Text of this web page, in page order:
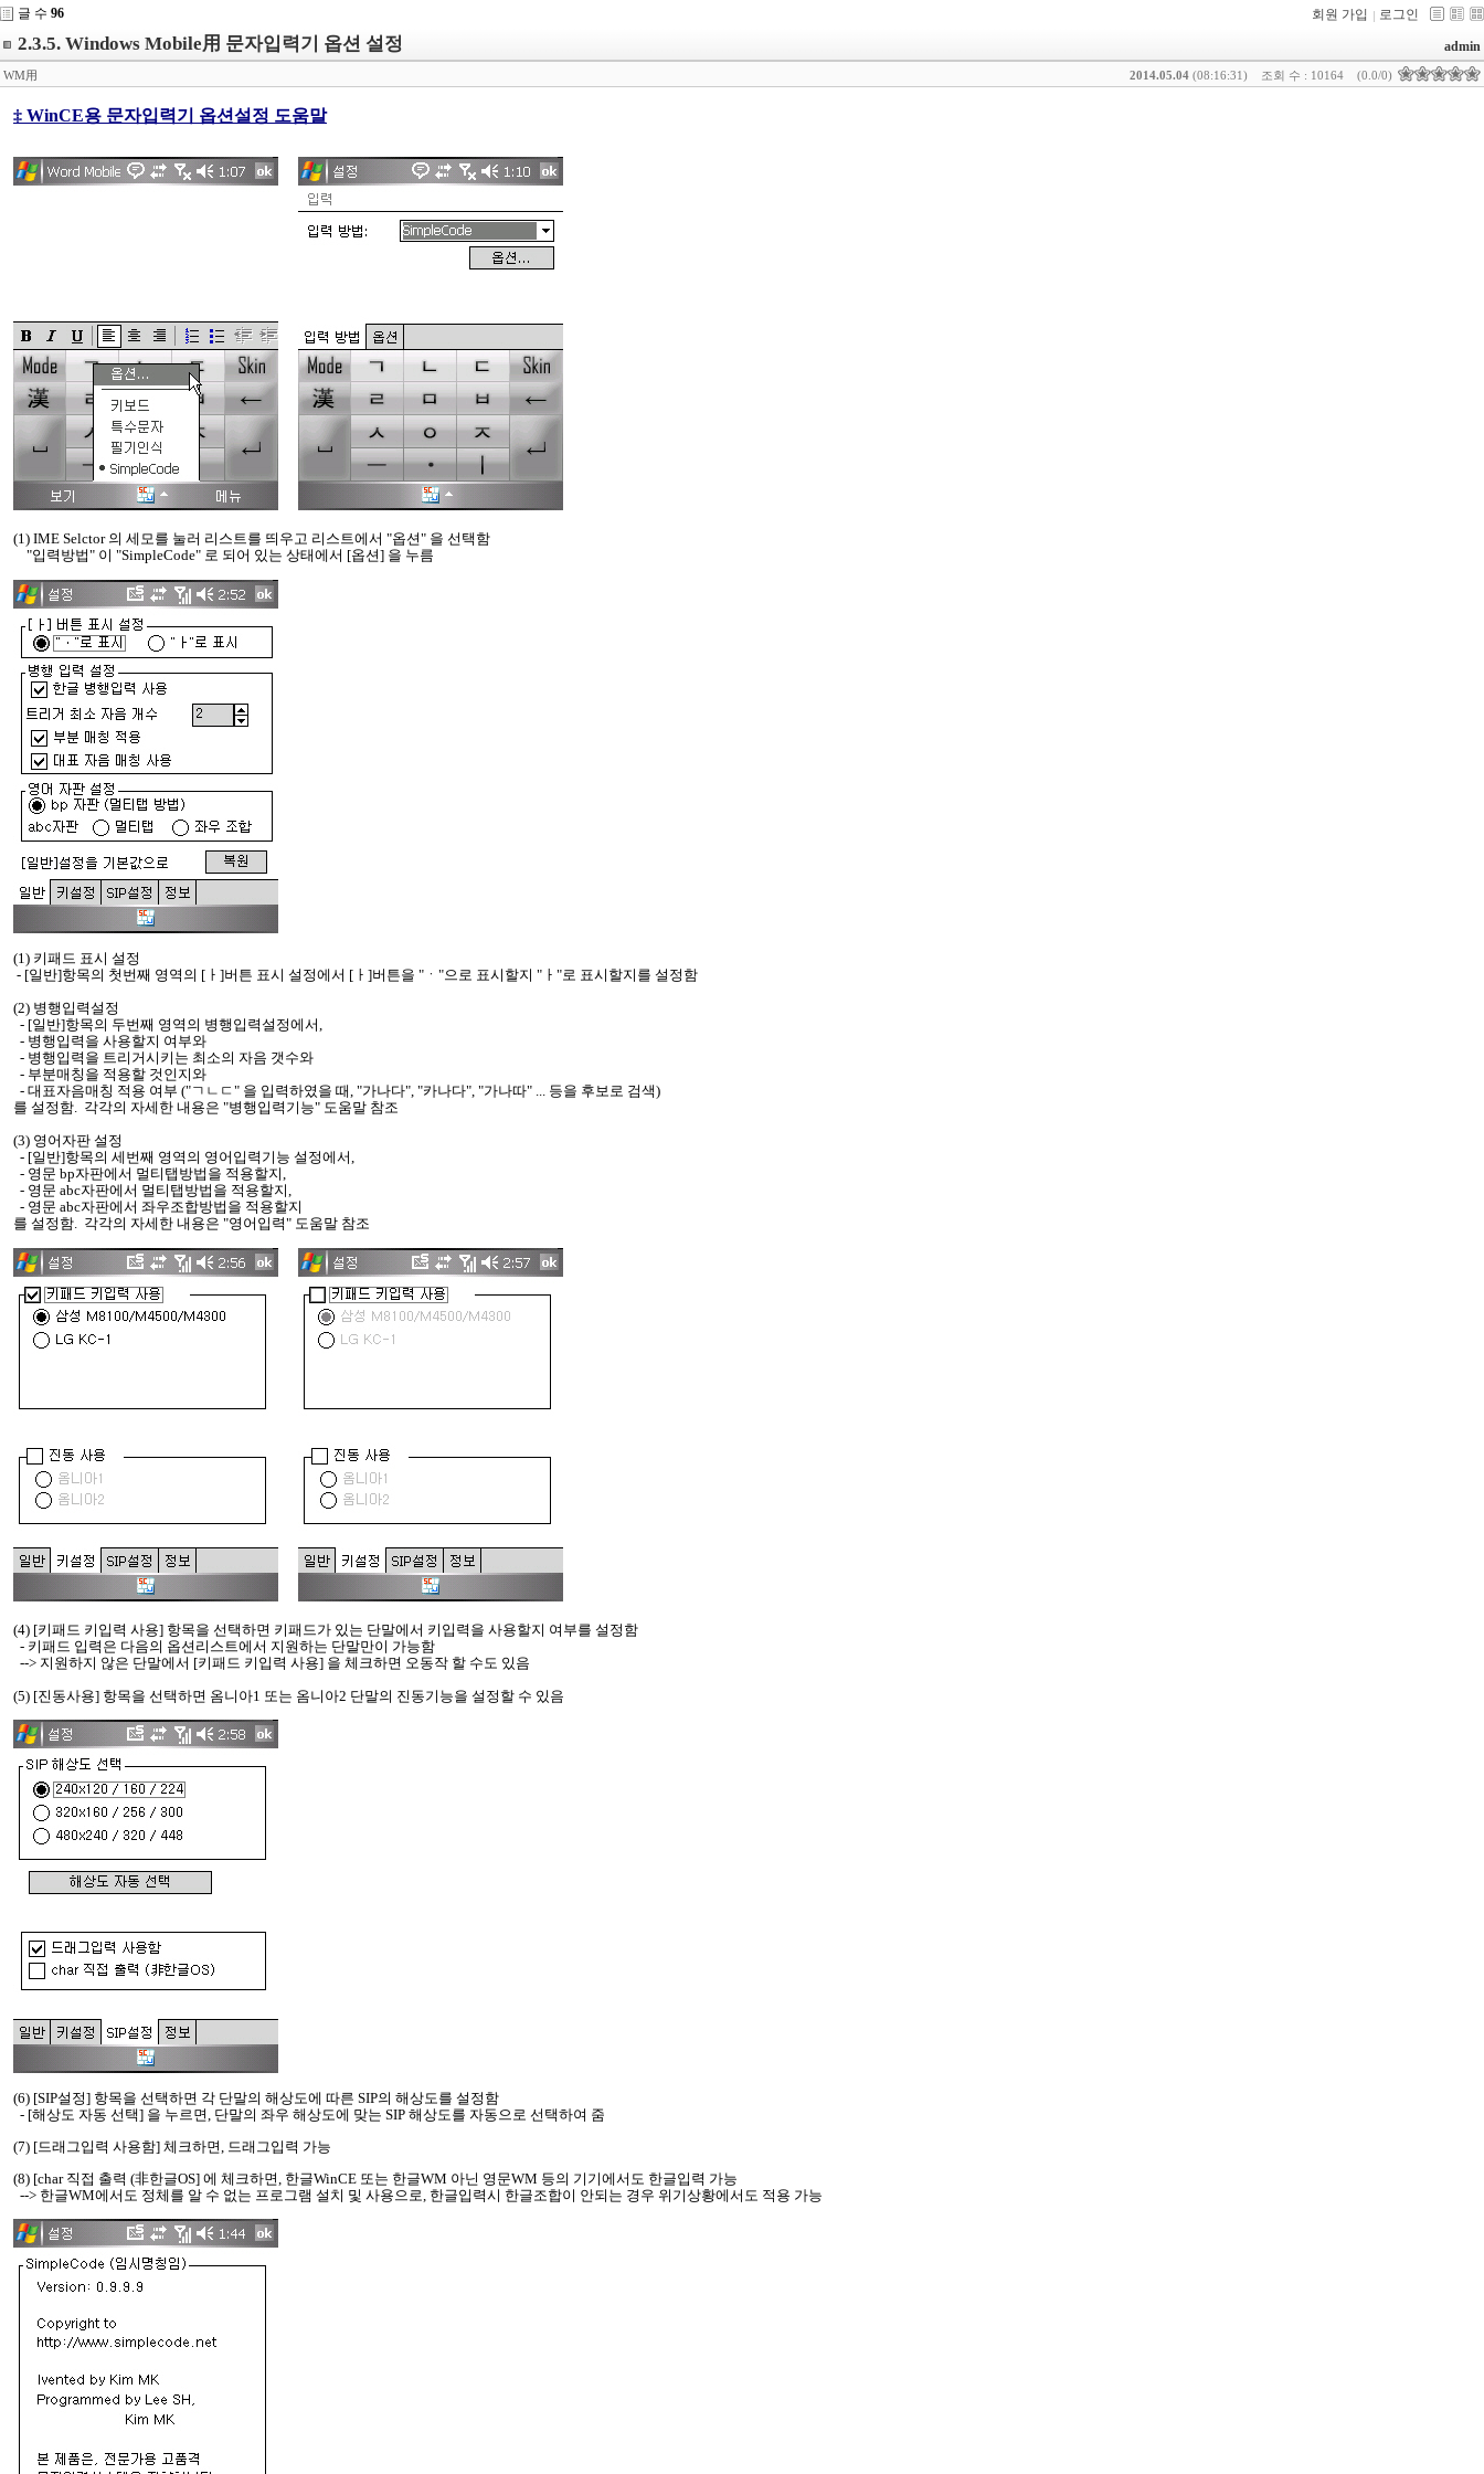
글 수 96 회원 가입 로그인
2.3.5. Windows Mobile用 문자입력기 옵션 설정 admin
(0.0/0)
조회 수 : 10164
2014.05.04 (08:16:31)
WM用
‡ WinCE용 문자입력기 옵션설정 도움말
(1) IME Selctor 의 세모를 눌러 리스트를 띄우고 리스트에서 "옵션" 을 선택함
"입력방법" 이 "SimpleCode" 로 되어 있는 상태에서 [옵션] 을 누름
(1) 키패드 표시 설정
- [일반]항목의 첫번째 영역의 [ㅏ]버튼 표시 설정에서 [ㅏ]버튼을 "ㆍ"으로 표시할지 "ㅏ"로 표시할지를 설정함
(2) 병행입력설정
- [일반]항목의 두번째 영역의 병행입력설정에서,
- 병행입력을 사용할지 여부와
- 병행입력을 트리거시키는 최소의 자음 갯수와
- 부분매칭을 적용할 것인지와
- 대표자음매칭 적용 여부 ("ㄱㄴㄷ" 을 입력하였을 때, "가나다", "카나다", "가나따" ... 등을 후보로 검색)
를 설정함. 각각의 자세한 내용은 "병행입력기능" 도움말 참조
(3) 영어자판 설정
- [일반]항목의 세번째 영역의 영어입력기능 설정에서,
- 영문 bp자판에서 멀티탭방법을 적용할지,
- 영문 abc자판에서 멀티탭방법을 적용할지,
- 영문 abc자판에서 좌우조합방법을 적용할지
를 설정함. 각각의 자세한 내용은 "영어입력" 도움말 참조
(4) [키패드 키입력 사용] 항목을 선택하면 키패드가 있는 단말에서 키입력을 사용할지 여부를 설정함
- 키패드 입력은 다음의 옵션리스트에서 지원하는 단말만이 가능함
--> 지원하지 않은 단말에서 [키패드 키입력 사용] 을 체크하면 오동작 할 수도 있음
(5) [진동사용] 항목을 선택하면 옴니아1 또는 옴니아2 단말의 진동기능을 설정할 수 있음
(6) [SIP설정] 항목을 선택하면 각 단말의 해상도에 따른 SIP의 해상도를 설정함
- [해상도 자동 선택] 을 누르면, 단말의 좌우 해상도에 맞는 SIP 해상도를 자동으로 선택하여 줌
(7) [드래그입력 사용함] 체크하면, 드래그입력 가능
(8) [char 직접 출력 (非한글OS] 에 체크하면, 한글WinCE 또는 한글WM 아닌 영문WM 등의 기기에서도 한글입력 가능
--> 한글WM에서도 정체를 알 수 없는 프로그램 설치 및 사용으로, 한글입력시 한글조합이 안되는 경우 위기상황에서도 적용 가능